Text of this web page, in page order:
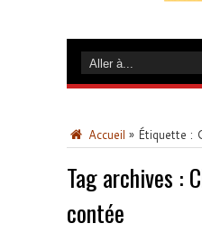
Accueil » Étiquette :
Tag archives :
contée